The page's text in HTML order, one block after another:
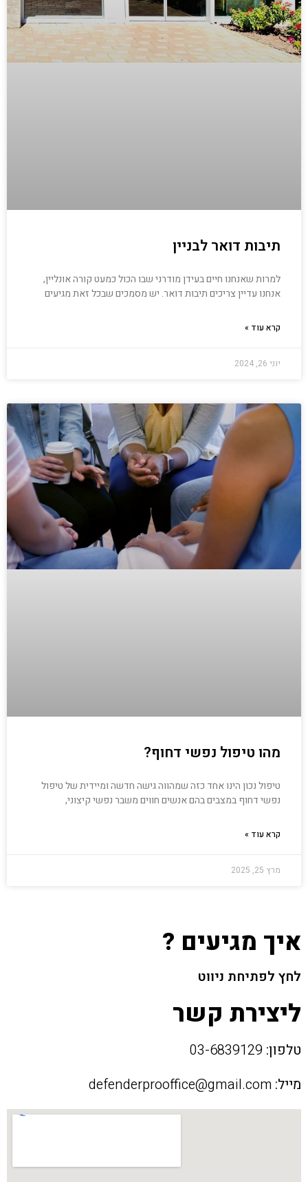
תיבות דואר לבניין
למרות שאנחנו חיים בעידן מודרני שבו הכול כמעט קורה אונליין,
אנחנו עדיין צריכים תיבות דואר. יש מסמכים שבכל זאת מגיעים
קרא עוד »
יוני 26, 2024
מהו טיפול נפשי דחוף?
טיפול נכון הינו אחד כזה שמהווה גישה חדשה ומיידית של טיפול
נפשי דחוף במצבים בהם אנשים חווים משבר נפשי קיצוני,
קרא עוד »
מרץ 25, 2025
איך מגיעים ?
לחץ לפתיחת ניווט
ליצירת קשר
טלפון:
מייל: defenderprooffice@gmail.com